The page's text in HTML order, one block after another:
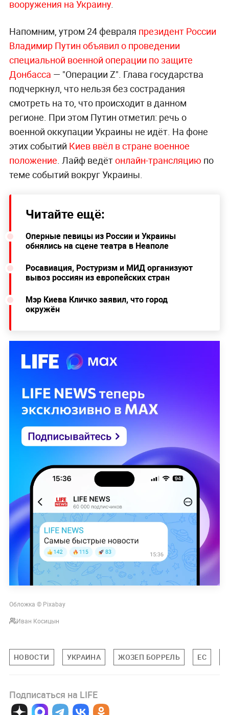
вооружения на Украину.
Напомним, утром 24 февраля президент России
Владимир Путин объявил о проведении
специальной военной операции по защите
Донбасса — "Операции Z". Глава государства
подчеркнул, что нельзя без сострадания
смотреть на то, что происходит в данном
регионе. При этом Путин отметил: речь о
военной оккупации Украины не идёт. На фоне
этих событий Киев ввёл в стране военное
положение. Лайф ведётонлайн-трансляцию по
теме событий вокруг Украины.
Читайте ещё:
Оперные певицы из России и Украины
обнялись на сцене театра в Неаполе
Росавиация, Ростуризм и МИД организуют
вывоз россиян из европейских стран
Мэр Киева Кличко заявил, что город
окружён
Обложка © Pixabay
Иван Косицын
НОВОСТИ УКРАИНА ЖОЗЕП БОРРЕЛЬ ЕС
Подписаться на LIFE